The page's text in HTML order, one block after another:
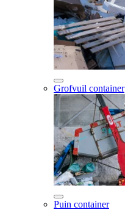
Grofvuil container
Puin container